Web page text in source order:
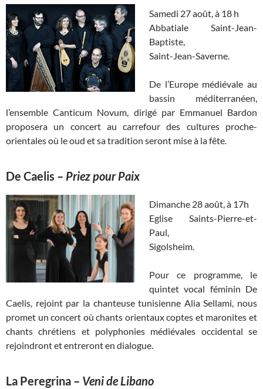
Samedi 27 août, à 18 h
Abbatiale Saint-Jean-
Baptiste,
Saint-Jean-Saverne.
De l’Europe médiévale au
bassin méditerranéen,
l’ensemble Canticum Novum, dirigé par Emmanuel Bardon
proposera un concert au carrefour des cultures proche-
orientales où le oud et sa tradition seront mise à la fête.
De Caelis – Priez pour Paix
Dimanche 28 août, à 17h
Eglise Saints-Pierre-et-
Paul,
Sigolsheim.
Pour ce programme, le
quintet vocal féminin De
Caelis, rejoint par la chanteuse tunisienne Alia Sellami, nous
promet un concert où chants orientaux coptes et maronites et
chants chrétiens et polyphonies médiévales occidental se
rejoindront et entreront en dialogue.
La Peregrina – Veni de Libano